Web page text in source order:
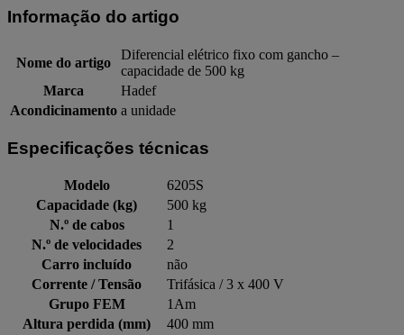
Informação do artigo
Nome do artigo
Diferencial elétrico fixo com gancho –
capacidade de 500 kg
Marca
Hadef
Acondicinamento a unidade
Especificações técnicas
Modelo
6205S
Capacidade (kg)
500 kg
N.º de cabos
1
N.º de velocidades
2
Carro incluído
não
Corrente / Tensão
Trifásica / 3 x 400 V
Grupo FEM
1Am
Altura perdida (mm)
400 mm